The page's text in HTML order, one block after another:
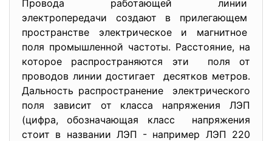
Провода работающей линии
электропередачи создают в прилегающем
пространстве электрическое и магнитное
поля промышленной частоты. Расстояние, на
которое распространяются эти поля от
проводов линии достигает десятков метров.
Дальность распространение электрического
поля зависит от класса напряжения ЛЭП
(цифра, обозначающая класс напряжения
стоит в названии ЛЭП - например ЛЭП 220